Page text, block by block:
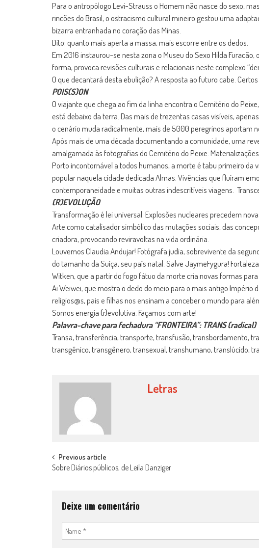
Para o antropólogo Levi-Strauss o Homem não nasce do sexo,
rincões do Brasil, o ostracismo cultural mineiro gestou uma
bizarra entranhada no coração das Minas.
Dito: quanto mais aperta a massa, mais escorre entre os dedos.
Em 2016 instaurou-se nesta zona o Museu do Sexo Hilda
forma, provoca revisões culturais e relacionais neste complexo
O que decantará desta ebulição? A resposta ao futuro cabe.
POIS(S)ON
O viajante que chega ao fim da linha encontra o Cemitério do
está debaixo da terra. Das mais de trezentas casas visíveis,
o cenário muda radicalmente, mais de 5000 peregrinos aportam
Após mais de uma década documentando a comunidade, uma
amalgamada às fotografias do Cemitério do Peixe: Materializações
Porto incontornável a todos humanos, a morte é tabu primeiro
popular naquela cidade dedicada Almas. Vivências que fluíram
contemporaneidade e muitas outras indescritíveis viagens.
(R)EVOLUÇÃO
Transformação é lei universal. Explosões nucleares precedem
Arte como catalisador simbólico das mutações sociais, das
criadora, provocando reviravoltas na vida ordinária.
Louvemos Claudia Andujar! Fotógrafa judia, sobrevivente da
do tamanho da Suiça, seu país natal. Salve JaymeFygura!
Witken, que a partir do fogo fátuo da morte cria novas formas
Ai Weiwei, que mostra o dedo do meio para o mais antigo Império
religios@s, pais e filhas nos ensinam a conceber o mundo para
Somos energia (r)evolutiva. Façamos com arte!
Palavra-chave para fechadura “FRONTEIRA”: TRANS (radical)
Transa, transferência, transporte, transfusão, transbordamento,
transgênico, transgênero, transexual, transhumano, translúcido,
Letras
Post
navigation
Previous article
Sobre Diários públicos, de Leila Danziger
Deixe um comentário